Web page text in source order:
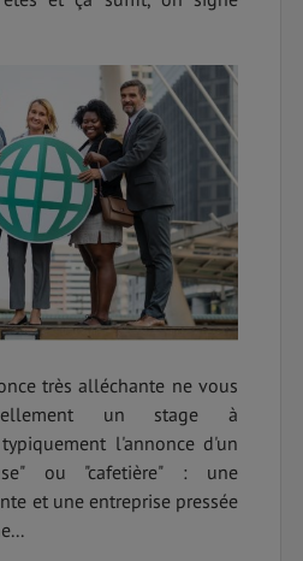
très alléchante ne vous
un stage à
l'annonce d'un
ou "cafetière" : une
et une entreprise pressée